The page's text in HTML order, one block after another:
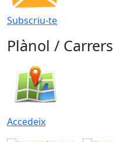
Subscriu-te
Plànol / Carrers
Accedeix